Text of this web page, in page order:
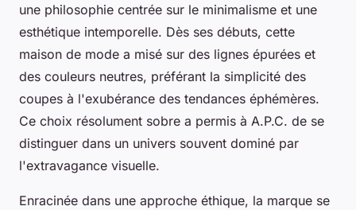
une philosophie centrée sur le minimalisme et une
esthétique intemporelle. Dès ses débuts, cette
maison de mode a misé sur des lignes épurées et
des couleurs neutres, préférant la simplicité des
coupes à l'exubérance des tendances éphémères.
Ce choix résolument sobre a permis à A.P.C. de se
distinguer dans un univers souvent dominé par
l'extravagance visuelle.
Enracinée dans une approche éthique, la marque se